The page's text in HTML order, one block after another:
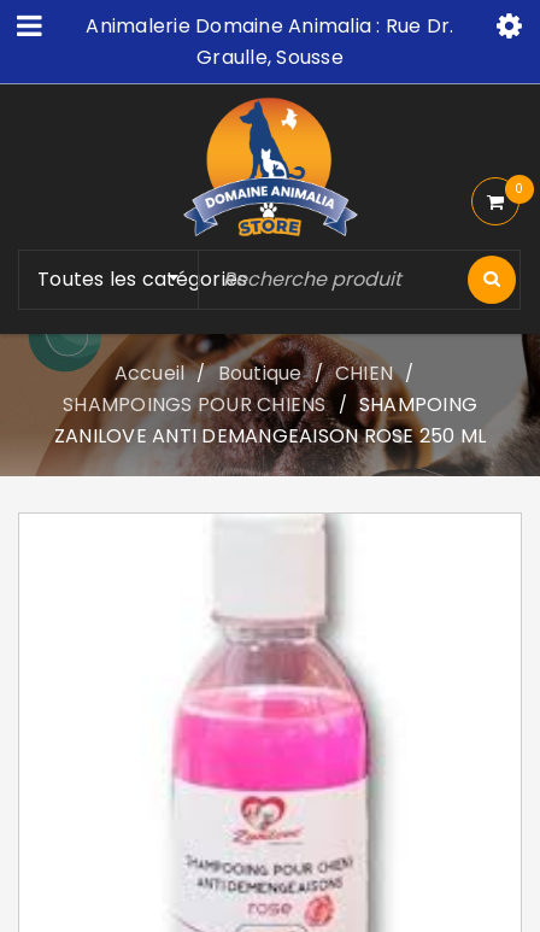
Animalerie Domaine Animalia : Rue Dr.
Graulle, Sousse
Toutes les catégories
0
Accueil / Boutique / CHIEN /
SHAMPOINGS POUR CHIENS / SHAMPOING
ZANILOVE ANTI DEMANGEAISON ROSE 250 ML